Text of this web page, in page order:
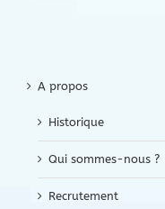
A propos
Historique
Qui sommes-nous ?
Recrutement